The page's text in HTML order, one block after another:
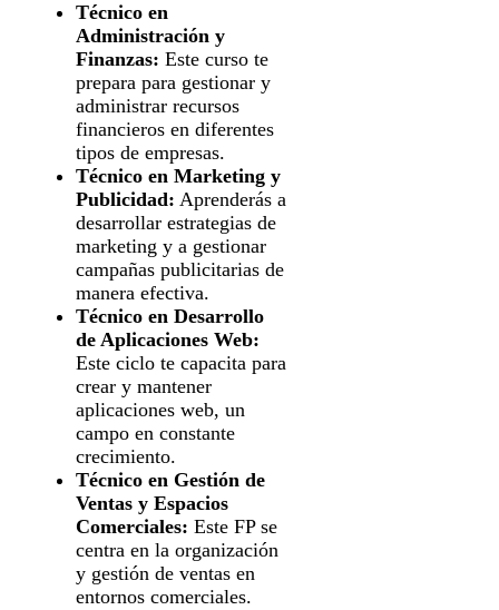
Técnico en
Administración y
Finanzas: Este curso te
prepara para gestionar y
administrar recursos
financieros en diferentes
tipos de empresas.
Técnico en Marketing y
Publicidad: Aprenderás a
desarrollar estrategias de
marketing y a gestionar
campañas publicitarias de
manera efectiva.
Técnico en Desarrollo
de Aplicaciones Web:
Este ciclo te capacita para
crear y mantener
aplicaciones web, un
campo en constante
crecimiento.
Técnico en Gestión de
Ventas y Espacios
Comerciales: Este FP se
centra en la organización
y gestión de ventas en
entornos comerciales.